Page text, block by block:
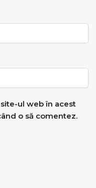
ul web în acest
o să comentez.